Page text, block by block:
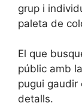
grup i
paleta de
El que
públic amb
pugui gaudir
detalls.